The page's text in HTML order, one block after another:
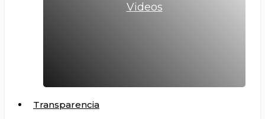
Videos
Transparencia